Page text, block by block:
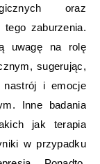
oraz
zaburzenia.
uwagę na rolę
sugerując,
nastrój i emocje
Inne badania
jak terapia
w przypadku